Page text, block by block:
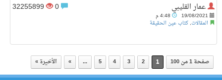
عمار القليبي
19/08/2021
المقالات, كتاب عين الحقيقة
32255899
صفحة 1 من 100 1
2
3
4
5
...
» الأخيرة »